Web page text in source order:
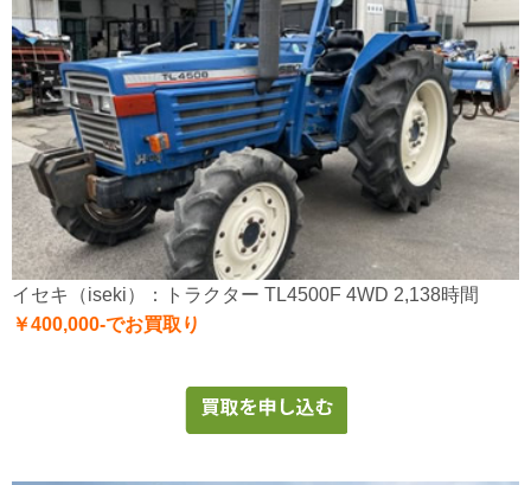
イセキ（iseki）：トラクター TL4500F 4WD 2,138時間
￥400,000-でお買取り